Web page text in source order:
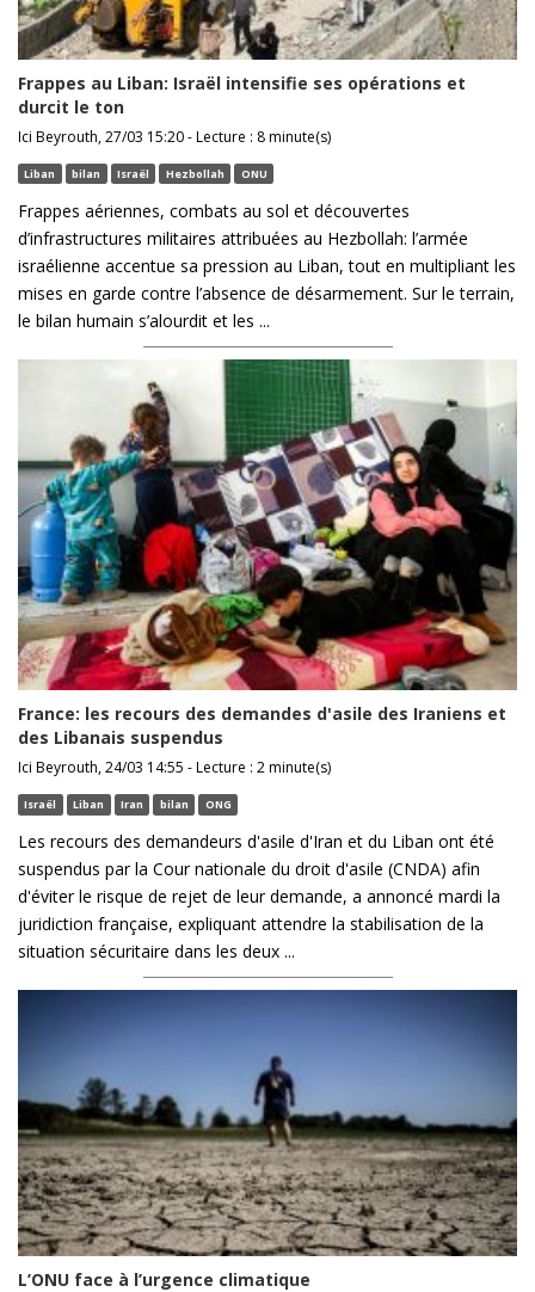
Frappes au Liban: Israël intensifie ses opérations et
durcit le ton
Ici Beyrouth, 27/03 15:20 - Lecture : 8 minute(s)
Liban bilan Israël Hezbollah ONU
Frappes aériennes, combats au sol et découvertes
d’infrastructures militaires attribuées au Hezbollah: l’armée
israélienne accentue sa pression au Liban, tout en multipliant les
mises en garde contre l’absence de désarmement. Sur le terrain,
le bilan humain s’alourdit et les ...
France: les recours des demandes d'asile des Iraniens et
des Libanais suspendus
Ici Beyrouth, 24/03 14:55 - Lecture : 2 minute(s)
Israël Liban Iran bilan ONG
Les recours des demandeurs d'asile d'Iran et du Liban ont été
suspendus par la Cour nationale du droit d'asile (CNDA) afin
d'éviter le risque de rejet de leur demande, a annoncé mardi la
juridiction française, expliquant attendre la stabilisation de la
situation sécuritaire dans les deux ...
L’ONU face à l’urgence climatique